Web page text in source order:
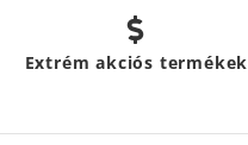
Extrém akciós termékek